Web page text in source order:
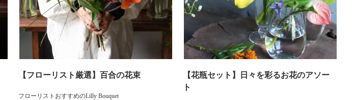
【フローリスト厳選】百合の花束
フローリストおすすめのLilly Bouquet
【花瓶セット】日々を彩るお花のアソー
ト